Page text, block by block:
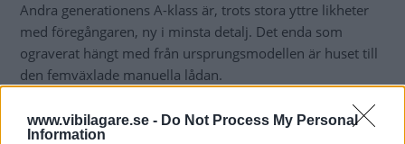
www.vibilagare.se - Do Not Process My Personal
Information
Andra generationens A-klass är, trots stora yttre likheter
med föregångaren, ny i minsta detalj. Det enda som
ograverat hängt med från ursprungsmodellen är huset till
den femväxlade manuella lådan.